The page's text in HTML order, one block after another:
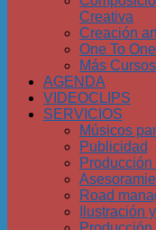
Creativa
Creación
One To One
Más
AGENDA
VIDEOCLIPS
SERVICIOS
Músicos
Publicidad
Producción
Road
Ilustración